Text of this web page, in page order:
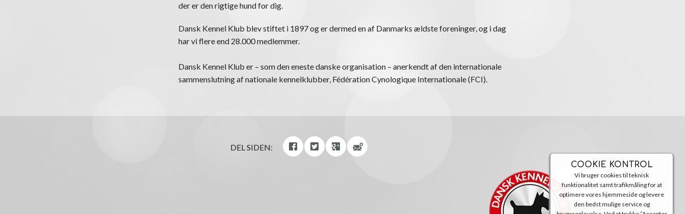
COOKIE KONTROL
Vi bruger cookies til teknisk
funktionalitet samt trafikmåling for at
optimere vores hjemmeside og levere
den bedst mulige service og
der er den rigtige hund for dig.
Dansk Kennel Klub blev stiftet i 1897 og er dermed en af Danmarks ældste foreninger, og i dag
har vi flere end 28.000 medlemmer.
Dansk Kennel Klub er – som den eneste danske organisation – anerkendt af den internationale
sammenslutning af nationale kennelklubber, Fédération Cynologique Internationale (FCI).
DEL SIDEN: